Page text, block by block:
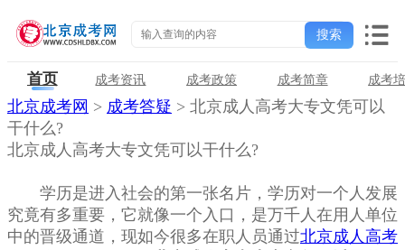
首页 成考资讯 成考政策 成考简章 成考
北京成考网 > 成考答疑 > 北京成人高考大专文凭可以
干什么?
北京成人高考大专文凭可以干什么?
学历是进入社会的第一张名片，学历对一个人发展
究竟有多重要，它就像一个入口，是万千人在用人单位
中的晋级通道，现如今很多在职人员通过北京成人高考